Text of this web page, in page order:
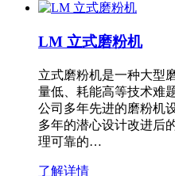
LM 立式磨粉机
立式磨粉机是一种大型
量低、耗能高等技术难
公司多年先进的磨粉机
多年的潜心设计改进后
理可靠的…
了解详情